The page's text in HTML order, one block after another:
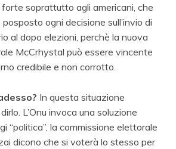
soprattutto agli americani, che
ogni decisione sull’invio di
al dopo elezioni, perchè la nuova
McCrhystal può essere vincente
credibile e non corrotto.
In questa situazione
L’Onu invoca una soluzione
“politica”, la commissione elettorale
dicono che si voterà lo stesso per